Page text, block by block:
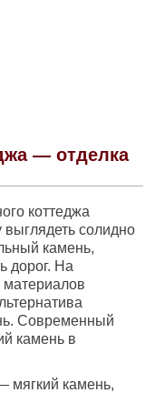
— отделка
коттеджа
солидно
камень,
дорог. На
Современный
камень в
мягкий камень,